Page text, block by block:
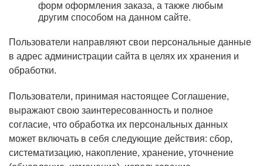
форм оформления заказа, а также любым
другим способом на данном сайте.
Пользователи направляют свои персональные данные
в адрес администрации сайта в целях их хранения и
обработки.
Пользователи, принимая настоящее Соглашение,
выражают свою заинтересованность и полное
согласие, что обработка их персональных данных
может включать в себя следующие действия: сбор,
систематизацию, накопление, хранение, уточнение